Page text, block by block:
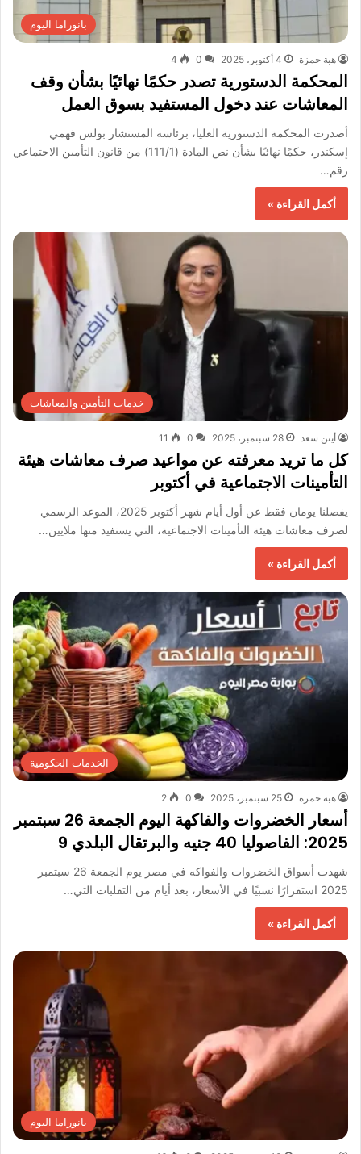
بانوراما اليوم
هبة حمزة 4 أكتوبر، 2025 0
4
المحكمة الدستورية تصدر حكمًا نهائيًا بشأن وقف
المعاشات عند دخول المستفيد بسوق العمل
أصدرت المحكمة الدستورية العليا، برئاسة المستشار بولس فهمي
إسكندر، حكمًا نهائيًا بشأن نص المادة (111/1) من قانون التأمين الاجتماعي
رقم…
أكمل القراءة »
خدمات التأمين والمعاشات
أيتن سعد 28 سبتمبر، 2025 0
11
كل ما تريد معرفته عن مواعيد صرف معاشات هيئة
التأمينات الاجتماعية في أكتوبر
يفصلنا يومان فقط عن أول أيام شهر أكتوبر 2025، الموعد الرسمي
لصرف معاشات هيئة التأمينات الاجتماعية، التي يستفيد منها ملايين…
أكمل القراءة »
الخدمات الحكومية
هبة حمزة 25 سبتمبر، 2025 0
2
أسعار الخضروات والفاكهة اليوم الجمعة 26 سبتمبر
2025: الفاصوليا 40 جنيه والبرتقال البلدي 9
شهدت أسواق الخضروات والفواكه في مصر يوم الجمعة 26 سبتمبر
2025 استقرارًا نسبيًا في الأسعار، بعد أيام من التقلبات التي…
أكمل القراءة »
بانوراما اليوم